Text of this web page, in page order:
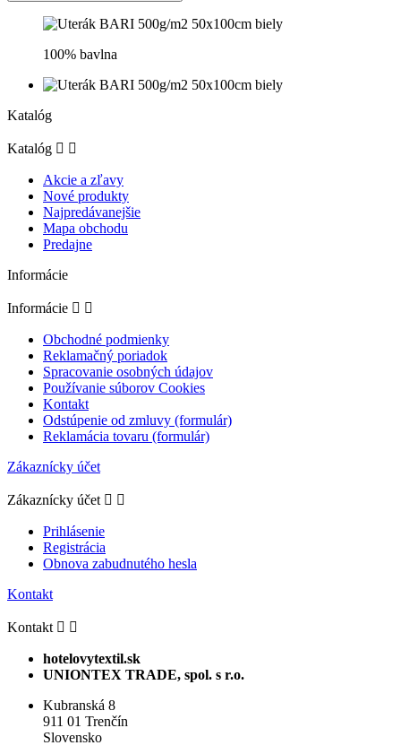
100% bavlna
Katalóg
Katalóg  
Akcie a zľavy
Nové produkty
Najpredávanejšie
Mapa obchodu
Predajne
Informácie
Informácie  
Obchodné podmienky
Reklamačný poriadok
Spracovanie osobných údajov
Používanie súborov Cookies
Kontakt
Odstúpenie od zmluvy (formulár)
Reklamácia tovaru (formulár)
Zákaznícky účet
Zákaznícky účet  
Prihlásenie
Registrácia
Obnova zabudnutého hesla
Kontakt
Kontakt  
hotelovytextil.sk
UNIONTEX TRADE, spol. s r.o.
Kubranská 8
911 01 Trenčín
Slovensko